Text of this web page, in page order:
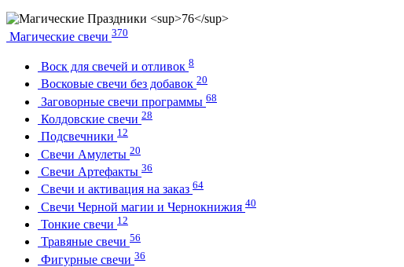
Магические свечи 370
Воск для свечей и отливок 8
Восковые свечи без добавок 20
Заговорные свечи программы 68
Колдовские свечи 28
Подсвечники 12
Свечи Амулеты 20
Свечи Артефакты 36
Свечи и активация на заказ 64
Свечи Черной магии и Чернокнижия 40
Тонкие свечи 12
Травяные свечи 56
Фигурные свечи 36